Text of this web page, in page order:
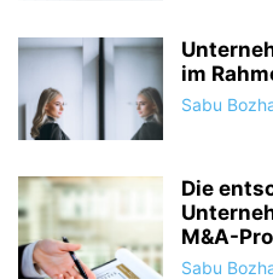
im
Sabu
Die
M&A-
Sabu